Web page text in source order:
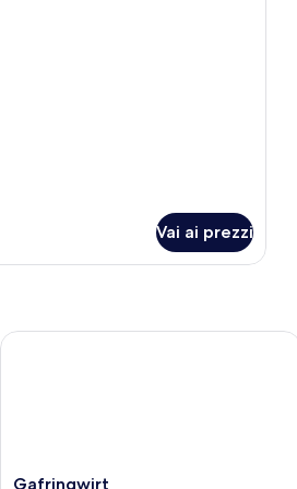
Vai ai prezzi
Gafringwirt
Gafringwirt
Gafringwirt